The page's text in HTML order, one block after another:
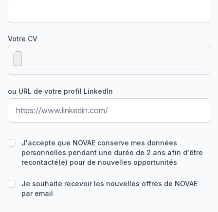
Votre CV
ou URL de votre profil LinkedIn
J'accepte que NOVAE conserve mes données
personnelles pendant une durée de 2 ans afin d'être
recontacté(e) pour de nouvelles opportunités
Je souhaite recevoir les nouvelles offres de NOVAE
par email